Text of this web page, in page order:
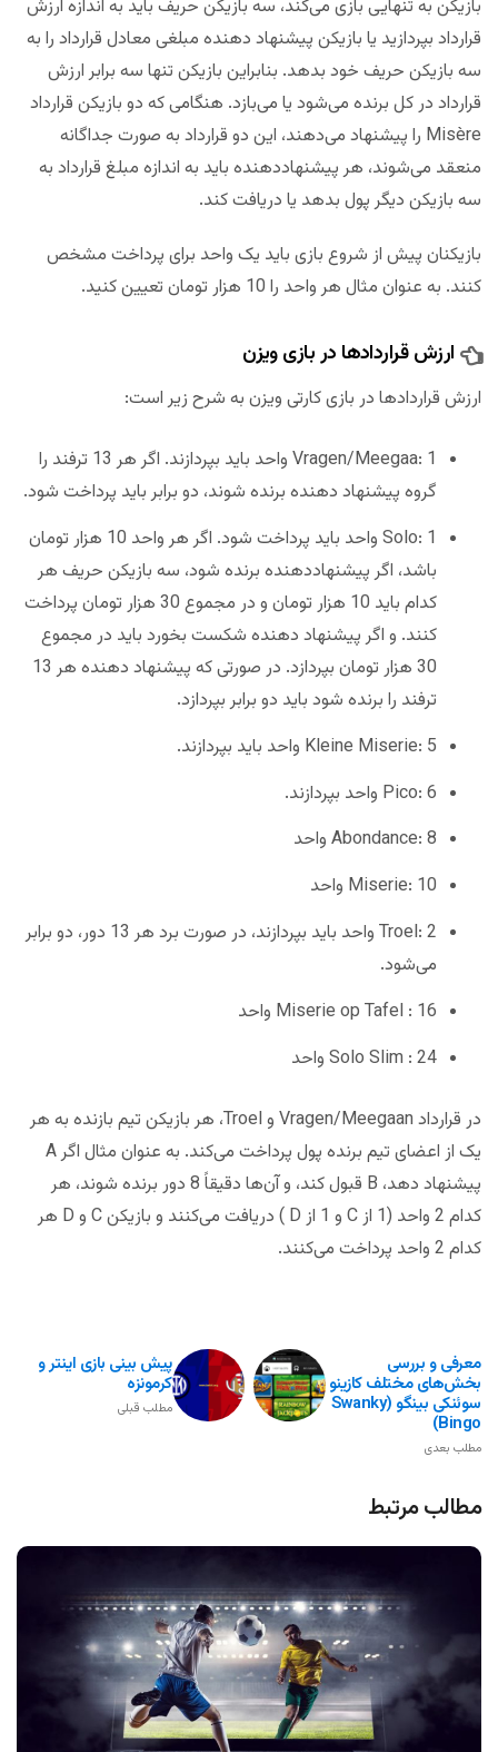
بازیکن به تنهایی بازی می‌کند، سه بازیکن حریف باید به اندازه ارزش
قرارداد بپردازید یا بازیکن پیشنهاد دهنده مبلغی معادل قرارداد را به
سه بازیکن حریف خود بدهد. بنابراین بازیکن تنها سه برابر ارزش
قرارداد در کل برنده می‌شود یا می‌بازد. هنگامی که دو بازیکن قرارداد
Misère را پیشنهاد می‌دهند، این دو قرارداد به صورت جداگانه
منعقد می‌شوند، هر پیشنهاددهنده باید به اندازه مبلغ قرارداد به
سه بازیکن دیگر پول بدهد یا دریافت کند.
بازیکنان پیش از شروع بازی باید یک واحد برای پرداخت مشخص
کنند. به عنوان مثال هر واحد را 10 هزار تومان تعیین کنید.
ارزش قراردادها در بازی ویزن
ارزش قراردادها در بازی کارتی ویزن به شرح زیر است:
Vragen/Meegaa: 1 واحد باید بپردازند. اگر هر 13 ترفند را
گروه پیشنهاد دهنده برنده شوند، دو برابر باید پرداخت شود.
Solo: 1 واحد باید پرداخت شود. اگر هر واحد 10 هزار تومان
باشد، اگر پیشنهاددهنده برنده شود، سه بازیکن حریف هر
کدام باید 10 هزار تومان و در مجموع 30 هزار تومان پرداخت
کنند. و اگر پیشنهاد دهنده شکست بخورد باید در مجموع
30 هزار تومان بپردازد. در صورتی که پیشنهاد دهنده هر 13
ترفند را برنده شود باید دو برابر بپردازد.
Kleine Miserie: 5 واحد باید بپردازند.
Pico: 6 واحد بپردازند.
Abondance: 8 واحد
Miserie: 10 واحد
Troel: 2 واحد باید بپردازند، در صورت برد هر 13 دور، دو برابر
می‌شود.
Miserie op Tafel : 16 واحد
Solo Slim : 24 واحد
در قرارداد Vragen/Meegaan و Troel، هر بازیکن تیم بازنده به هر
یک از اعضای تیم برنده پول پرداخت می‌کند. به عنوان مثال اگر A
پیشنهاد دهد، B قبول کند، و آن‌ها دقیقاً 8 دور برنده شوند، هر
کدام 2 واحد (1 از C و 1 از D ) دریافت می‌کنند و بازیکن C و D هر
کدام 2 واحد پرداخت می‌کنند.
پیش بینی بازی اینتر و
کرمونزه
مطلب قبلی
معرفی و بررسی
بخش‌های مختلف کازینو
سوئنکی بینگو (Swanky
Bingo)
مطلب بعدی
مطالب مرتبط